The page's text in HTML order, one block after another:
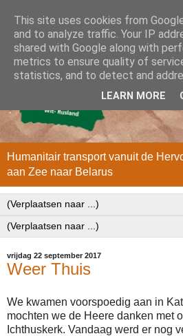
Humanitair transport vanuit de
aan Zee naar Belarus
vrijdag 22 september 2017
Weer Thuis
We kwamen voorspoedig aan in
mochten we de Heere danken met
Ichthuskerk. Vandaag werd er nog
This site uses cookies from
and to analyze traffic. Your IP
shared with Google along with
metrics to ensure quality of
statistics, and to detect and
LEARN MORE